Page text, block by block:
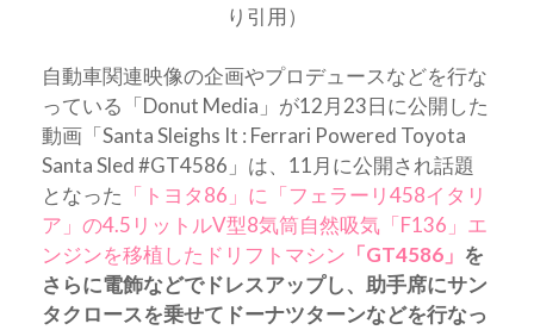
り引用）
自動車関連映像の企画やプロデュースなどを行な
っている「Donut Media」が12月23日に公開した
動画「Santa Sleighs It : Ferrari Powered Toyota
Santa Sled #GT4586」は、11月に公開され話題
となった 「トヨタ86」に「フェラーリ458イタリ
ア」の4.5リットルV型8気筒自然吸気「F136」エ
ンジンを移植したドリフトマシン 「GT4586」 を
さらに電飾などでドレスアップし、助手席にサン
タクロースを乗せてドーナツターンなどを行なっ